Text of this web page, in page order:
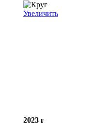
Увеличить
2023 г